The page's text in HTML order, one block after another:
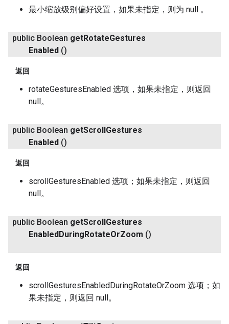
最小缩放级别偏好设置，如果未指定，则为 null 。
public Boolean getRotateGestures
Enabled ()
返回
rotateGesturesEnabled 选项，如果未指定，则返回
null。
public Boolean getScrollGestures
Enabled ()
返回
scrollGesturesEnabled 选项；如果未指定，则返回
null。
public Boolean getScrollGestures
EnabledDuringRotateOrZoom ()
返回
scrollGesturesEnabledDuringRotateOrZoom 选项；如
果未指定，则返回 null。